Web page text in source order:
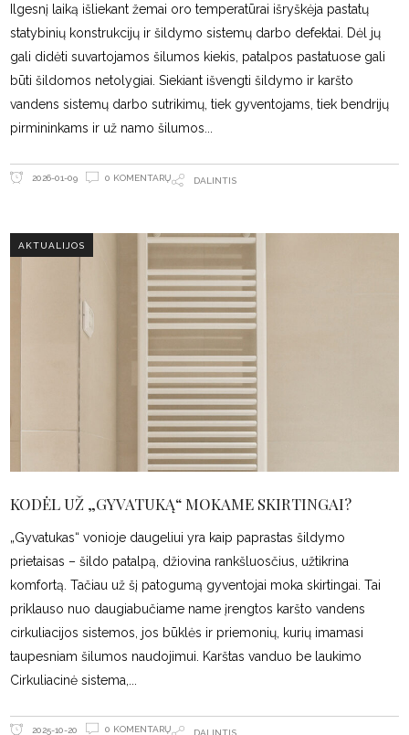
Ilgesnį laiką išliekant žemai oro temperatūrai išryškėja pastatų
statybinių konstrukcijų ir šildymo sistemų darbo defektai. Dėl jų
gali didėti suvartojamos šilumos kiekis, patalpos pastatuose gali
būti šildomos netolygiai. Siekiant išvengti šildymo ir karšto
vandens sistemų darbo sutrikimų, tiek gyventojams, tiek bendrijų
pirmininkams ir už namo šilumos
2026-01-09 0 KOMENTARŲ DALINTIS
AKTUALIJOS
KODĖL UŽ „GYVATUKĄ“ MOKAME SKIRTINGAI?
„Gyvatukas“ vonioje daugeliui yra kaip paprastas šildymo
prietaisas – šildo patalpą, džiovina rankšluosčius, užtikrina
komfortą. Tačiau už šį patogumą gyventojai moka skirtingai. Tai
priklauso nuo daugiabučiame name įrengtos karšto vandens
cirkuliacijos sistemos, jos būklės ir priemonių, kurių imamasi
taupesniam šilumos naudojimui. Karštas vanduo be laukimo
Cirkuliacinė sistema,
2025-10-20 0 KOMENTARŲ DALINTIS